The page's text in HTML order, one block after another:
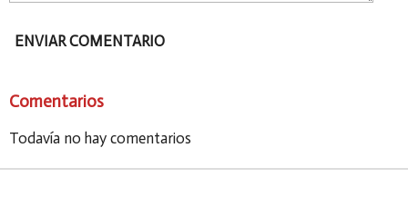
ENVIAR COMENTARIO
Comentarios
Todavía no hay comentarios